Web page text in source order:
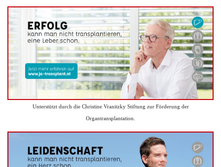
Unterstützt durch die Christine Vranitzky Stiftung zur Förderung der
Organtransplantation.